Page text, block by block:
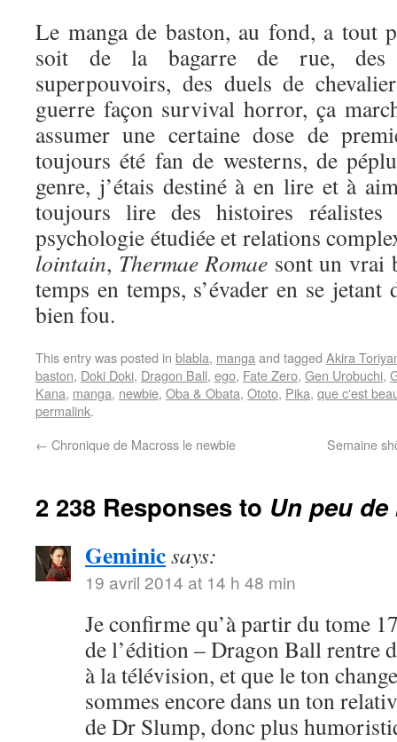
Le manga de baston, au fond, a tout
soit de la bagarre de rue, des
superpouvoirs, des duels de
guerre façon survival horror, ça
assumer une certaine dose de
toujours été fan de westerns, de
genre, j’étais destiné à en lire et à
toujours lire des histoires
psychologie étudiée et relations
lointain, Thermae Romae sont un vrai
temps en temps, s’évader en se jetant
bien fou.
This entry was posted in blabla, manga and tagged Akira
baston, Doki Doki, Dragon Ball, ego, Fate Zero, Gen Urobuchi,
Kana, manga, newbie, Oba & Obata, Ototo, Pika, que c'est
permalink.
← Chronique de Macross le newbie Semaine
2 238 Responses to Un peu
Geminicsays:
19 avril 2014 at 14 h 48 min
Je confirme qu’à partir du tome
de l’édition – Dragon Ball rentre
à la télévision, et que le ton
sommes encore dans un ton
de Dr Slump, donc plus